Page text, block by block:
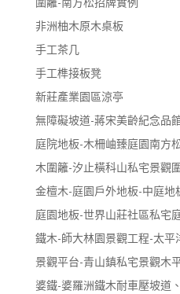
非洲柚木原木桌板
手工茶几
手工榫接板凳
新莊產業園區涼亭
無障礙坡道-蔣宋美齡紀念品
庭院地板-木柵岫臻庭園南方
木圍籬-汐止橫科山私宅景觀
金檀木-庭園戶外地板-中庭地
庭園地板-世界山莊社區私宅
鐵木-師大林園景觀工程-太平
景觀平台-青山鎮私宅景觀木
婆鐵-婆羅洲鐵木耐車壓坡道